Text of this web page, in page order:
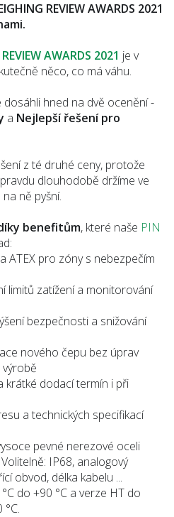
REVIEW AWARDS 2021
AWARDS 2021 je v
něco, co má váhu.
hned na dvě ocenění -
a Nejlepší řešení pro
z té druhé ceny, protože
dlouhodobě držíme ve
ně pyšní.
benefitům, které naše PIN
ATEX pro zóny s nebezpečím
limitů zatížení a monitorování
bezpečnosti a snižování
nového čepu bez úprav
výrobě
krátké dodací termín i při
a technických specifikací
pevné nerezové oceli
IP68, analogový
obvod, délka kabelu ...
do +90 °C a verze HT do